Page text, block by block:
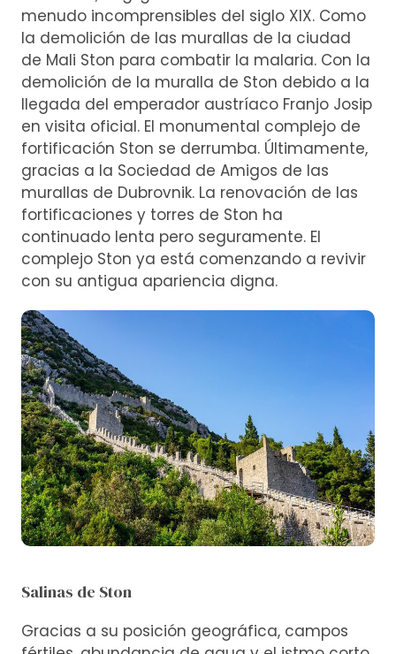
menudo incomprensibles del siglo XIX. Como
la demolición de las murallas de la ciudad
de Mali Ston para combatir la malaria. Con la
demolición de la muralla de Ston debido a la
llegada del emperador austríaco Franjo Josip
en visita oficial. El monumental complejo de
fortificación Ston se derrumba. Últimamente,
gracias a la Sociedad de Amigos de las
murallas de Dubrovnik. La renovación de las
fortificaciones y torres de Ston ha
continuado lenta pero seguramente. El
complejo Ston ya está comenzando a revivir
con su antigua apariencia digna.
Salinas de Ston
Gracias a su posición geográfica, campos